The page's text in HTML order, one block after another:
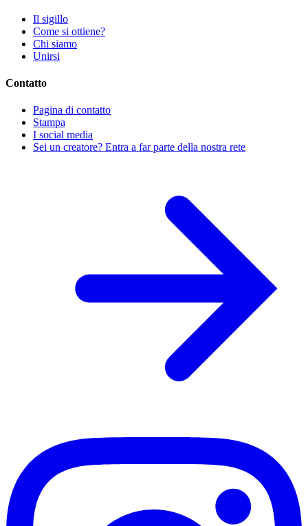
Il sigillo
Come si ottiene?
Chi siamo
Unirsi
Contatto
Pagina di contatto
Stampa
I social media
Sei un creatore? Entra a far parte della nostra rete